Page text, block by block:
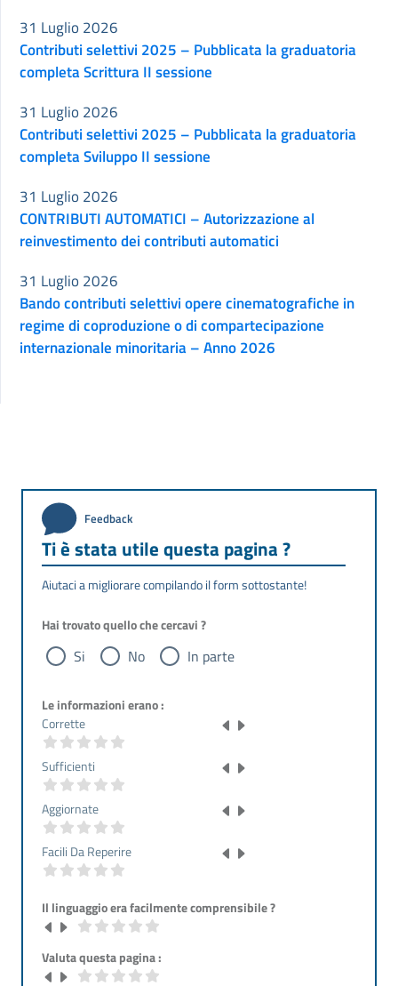
Contributi selettivi 2025 – Pubblicata la graduatoria
completa Scrittura II sessione
31 Luglio 2026
Contributi selettivi 2025 – Pubblicata la graduatoria
completa Sviluppo II sessione
31 Luglio 2026
CONTRIBUTI AUTOMATICI – Autorizzazione al
reinvestimento dei contributi automatici
31 Luglio 2026
Bando contributi selettivi opere cinematografiche in
regime di coproduzione o di compartecipazione
internazionale minoritaria – Anno 2026
31 Luglio 2026
Feedback
Ti è stata utile questa pagina ?
Aiutaci a migliorare compilando il form sottostante!
Hai trovato quello che cercavi ?
Si No In parte
Le informazioni erano :
Corrette
Sufficienti
Aggiornate
Facili Da Reperire
Il linguaggio era facilmente comprensibile ?
Valuta questa pagina :